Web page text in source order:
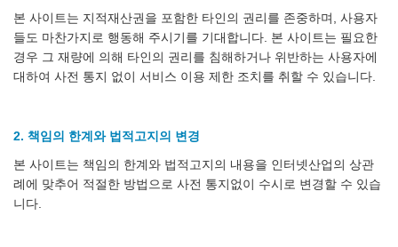
본 사이트는 지적재산권을 포함한 타인의 권리를 존중하며, 사용자
들도 마찬가지로 행동해 주시기를 기대합니다. 본 사이트는 필요한
경우 그 재량에 의해 타인의 권리를 침해하거나 위반하는 사용자에
대하여 사전 통지 없이 서비스 이용 제한 조치를 취할 수 있습니다.
2. 책임의 한계와 법적고지의 변경
본 사이트는 책임의 한계와 법적고지의 내용을 인터넷산업의 상관
례에 맞추어 적절한 방법으로 사전 통지없이 수시로 변경할 수 있습
니다.